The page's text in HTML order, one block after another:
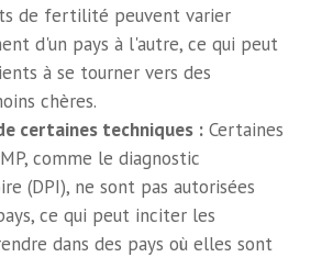
de fertilité peuvent varier
d'un pays à l'autre, ce qui peut
à se tourner vers des
chères.
certaines techniques : Certaines
comme le diagnostic
(DPI), ne sont pas autorisées
ce qui peut inciter les
dans des pays où elles sont